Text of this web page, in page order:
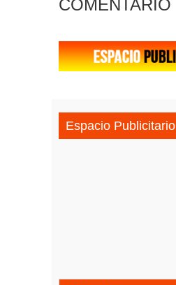
COMENTARIO
Espacio Publicitario